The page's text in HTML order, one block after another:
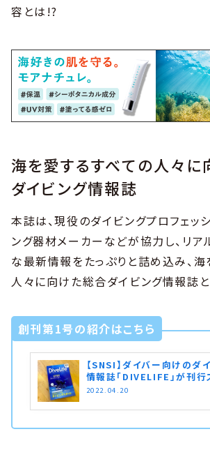
容とは!?
海を愛するすべての人々に
ダイビング情報誌
本誌は、現役のダイビングプロフェッ
ング器材メーカーなどが協力し、リア
な最新情報をたっぷりと詰め込み、海
人々に向けた総合ダイビング情報誌と
創刊第1号の紹介はこちら
【SNSI】ダイバー向けのダ
情報誌「DIVELIFE」が刊行
2022.04.20